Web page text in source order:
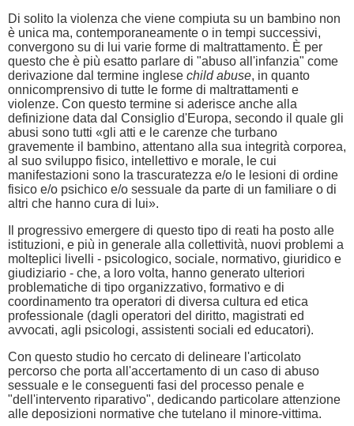
Di solito la violenza che viene compiuta su un bambino non
è unica ma, contemporaneamente o in tempi successivi,
convergono su di lui varie forme di maltrattamento. È per
questo che è più esatto parlare di "abuso all'infanzia" come
derivazione dal termine inglese child abuse, in quanto
onnicomprensivo di tutte le forme di maltrattamenti e
violenze. Con questo termine si aderisce anche alla
definizione data dal Consiglio d'Europa, secondo il quale gli
abusi sono tutti «gli atti e le carenze che turbano
gravemente il bambino, attentano alla sua integrità corporea,
al suo sviluppo fisico, intellettivo e morale, le cui
manifestazioni sono la trascuratezza e/o le lesioni di ordine
fisico e/o psichico e/o sessuale da parte di un familiare o di
altri che hanno cura di lui».
Il progressivo emergere di questo tipo di reati ha posto alle
istituzioni, e più in generale alla collettività, nuovi problemi a
molteplici livelli - psicologico, sociale, normativo, giuridico e
giudiziario - che, a loro volta, hanno generato ulteriori
problematiche di tipo organizzativo, formativo e di
coordinamento tra operatori di diversa cultura ed etica
professionale (dagli operatori del diritto, magistrati ed
avvocati, agli psicologi, assistenti sociali ed educatori).
Con questo studio ho cercato di delineare l'articolato
percorso che porta all'accertamento di un caso di abuso
sessuale e le conseguenti fasi del processo penale e
"dell'intervento riparativo", dedicando particolare attenzione
alle deposizioni normative che tutelano il minore-vittima.